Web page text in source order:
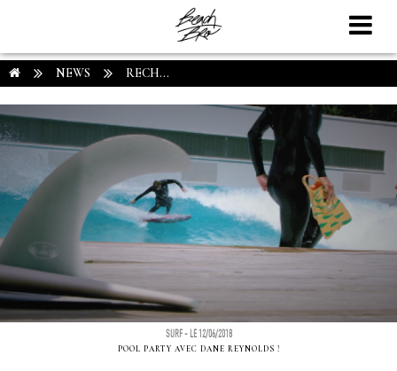
NEWS RECH...
SURF - LE 12/06/2018
POOL PARTY AVEC DANE REYNOLDS !